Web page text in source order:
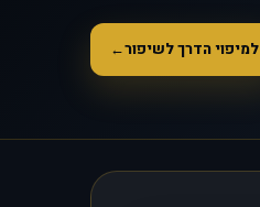
למיפוי הדרך לשיפור←